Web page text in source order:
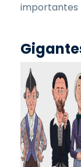
importantes